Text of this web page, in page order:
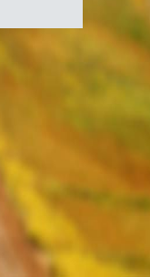
Canada